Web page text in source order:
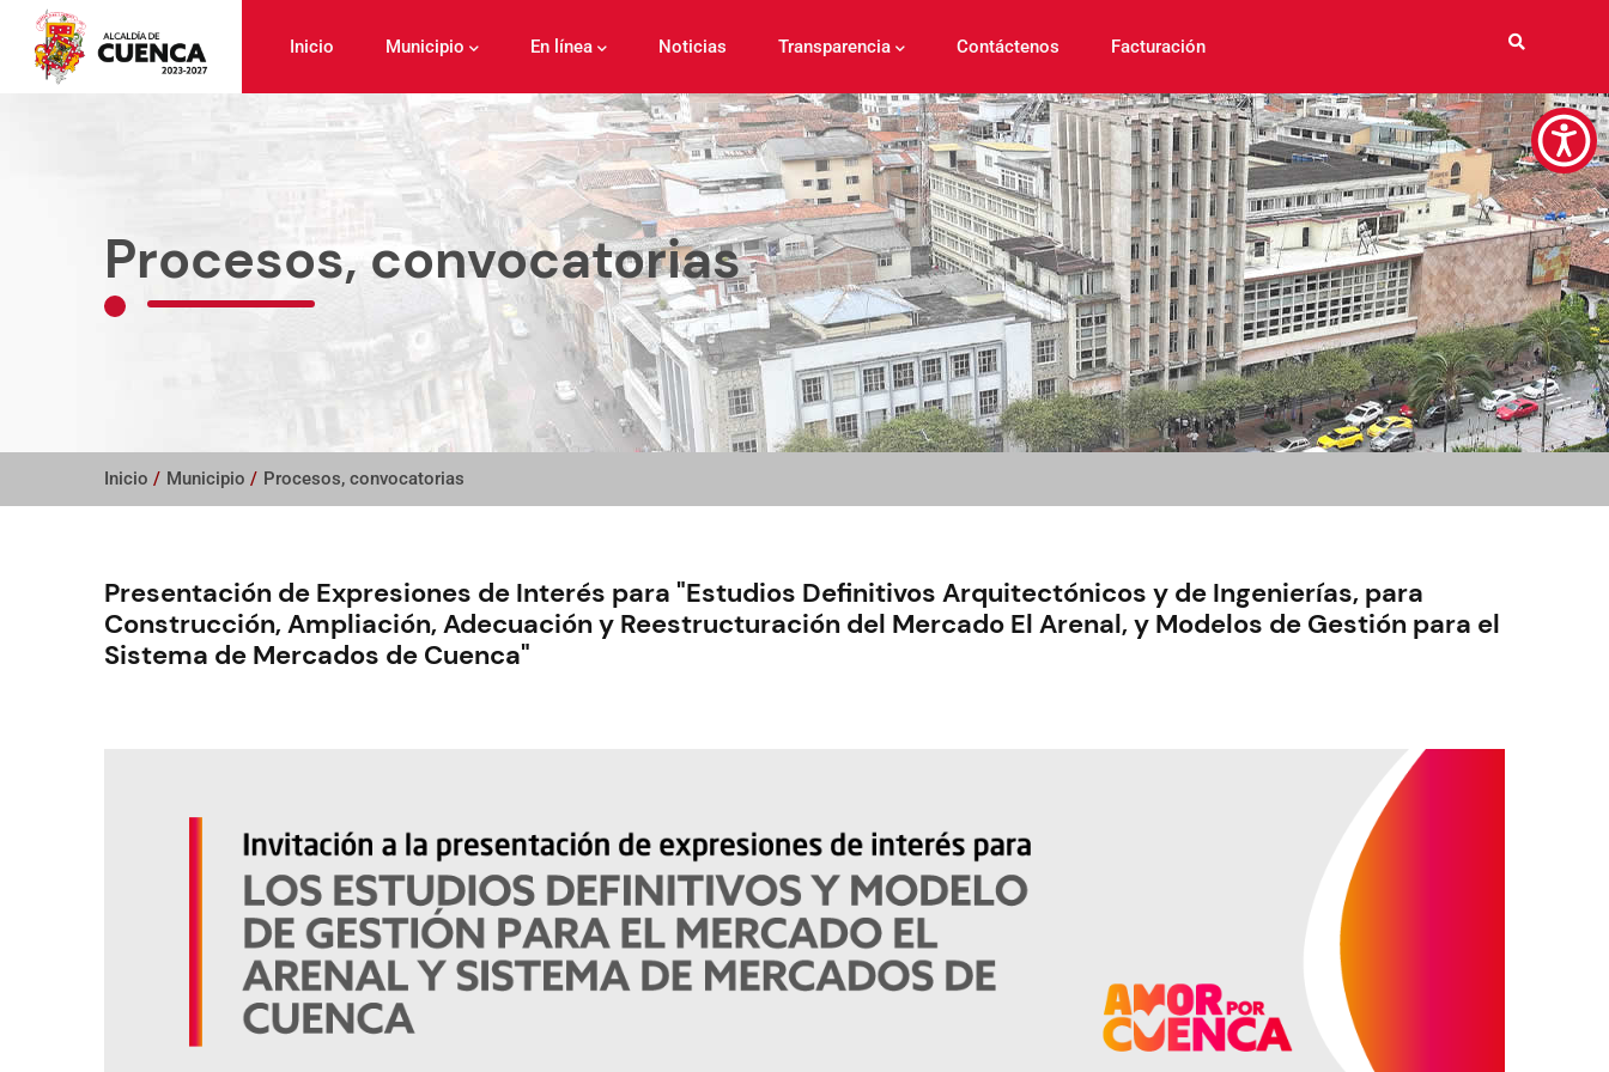
contenido
principal
Inicio Municipio En línea Noticias Transparencia Contáctenos Facturación
Procesos, convocatorias
Inicio / Municipio / Procesos, convocatorias
Presentación de Expresiones de Interés para "Estudios Definitivos Arquitectónicos y de Ingenierías, para
Construcción, Ampliación, Adecuación y Reestructuración del Mercado El Arenal, y Modelos de Gestión para el
Sistema de Mercados de Cuenca"